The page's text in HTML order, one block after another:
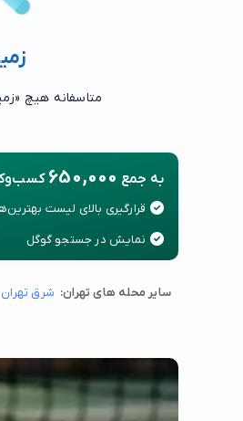
متاسفانه هیچ «زمین
به جمع 650,000
قرارگیری بالای لیست
نمایش در جستجو گوگل
سایر محله های تهران: شرق تهران